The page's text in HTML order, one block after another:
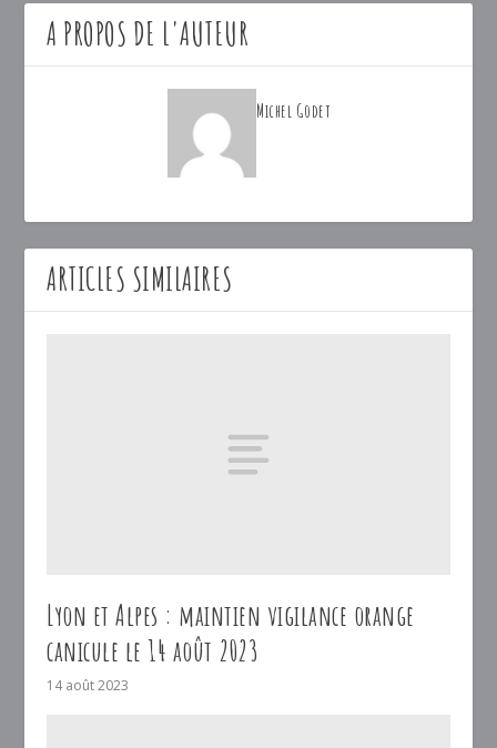
A PROPOS DE L'AUTEUR
Michel Godet
ARTICLES SIMILAIRES
Lyon et Alpes : maintien vigilance orange
canicule le 14 août 2023
14 août 2023